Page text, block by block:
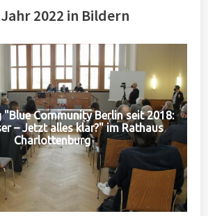
Jahr 2022 in Bildern
Community Berlin seit 2018:
– Jetzt alles klar?" im Rathaus
Charlottenburg